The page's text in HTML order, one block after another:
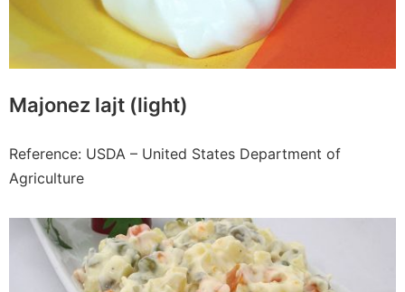
Majonez lajt (light)
Reference: USDA – United States Department of
Agriculture